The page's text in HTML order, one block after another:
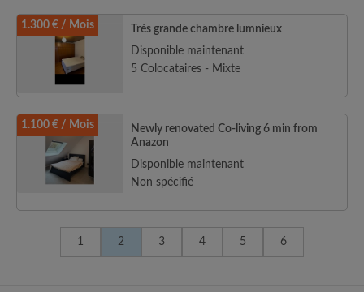
1.300 € / Mois
Trés grande chambre lumnieux
Disponible maintenant
5 Colocataires - Mixte
1.100 € / Mois
Newly renovated Co-living 6 min from
Anazon
Disponible maintenant
Non spécifié
1 2 3 4 5 6